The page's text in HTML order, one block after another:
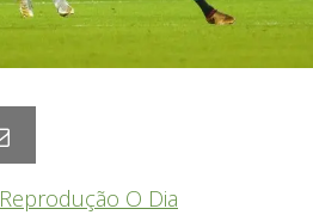
Reprodução O Dia